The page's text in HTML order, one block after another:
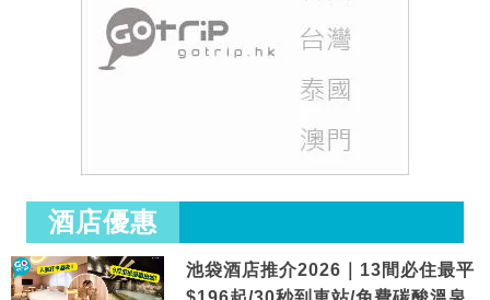
酒店優惠
池袋酒店推介2026｜13間必住最平